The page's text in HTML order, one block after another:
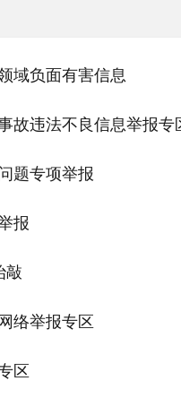
域负面有害信息
故违法不良信息举报专
题专项举报
报
敲
络举报专区
区